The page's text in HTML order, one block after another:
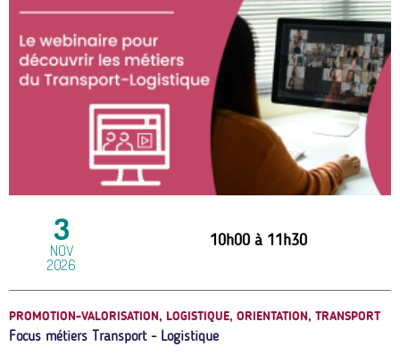
3
NOV
2026
10h00 à 11h30
PROMOTION-VALORISATION, LOGISTIQUE, ORIENTATION, TRANSPORT
Focus métiers Transport - Logistique